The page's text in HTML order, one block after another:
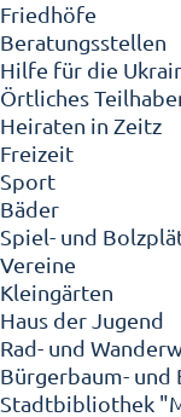
Friedhöfe
Beratungsstellen
Hilfe für die
Örtliches
Heiraten in Zeitz
Freizeit
Sport
Bäder
Spiel- und
Vereine
Kleingärten
Haus der Jugend
Rad- und
Bürgerbaum- und
Stadtbibliothek